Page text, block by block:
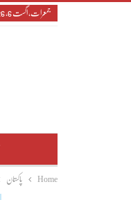
جمعرات, اگست 6, 2026
Home پاکستان